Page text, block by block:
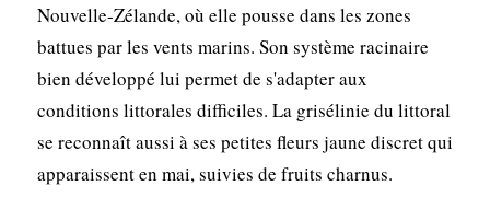
Nouvelle-Zélande, où elle pousse dans les zones
battues par les vents marins. Son système racinaire
bien développé lui permet de s'adapter aux
conditions littorales difficiles. La grisélinie du littoral
se reconnaît aussi à ses petites fleurs jaune discret qui
apparaissent en mai, suivies de fruits charnus.